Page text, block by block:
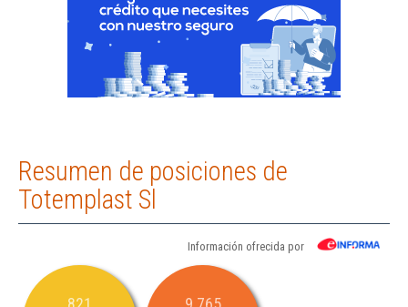
Resumen de posiciones de
Totemplast Sl
Información ofrecida por